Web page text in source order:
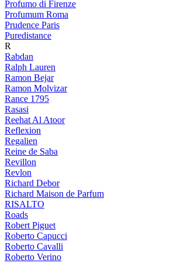
Profumo di Firenze
Profumum Roma
Prudence Paris
Puredistance
R
Rabdan
Ralph Lauren
Ramon Bejar
Ramon Molvizar
Rance 1795
Rasasi
Reehat Al Atoor
Reflexion
Regalien
Reine de Saba
Revillon
Revlon
Richard Debor
Richard Maison de Parfum
RISALTO
Roads
Robert Piguet
Roberto Capucci
Roberto Cavalli
Roberto Verino